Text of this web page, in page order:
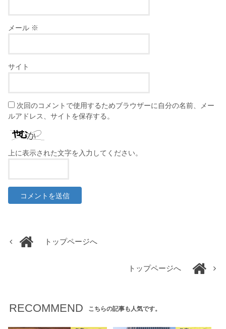
メール ※
サイト
次回のコメントで使用するためブラウザーに自分の名前、メー
ルアドレス、サイトを保存する。
上に表示された文字を入力してください。
トップページへ
トップページへ
RECOMMEND こちらの記事も人気です。